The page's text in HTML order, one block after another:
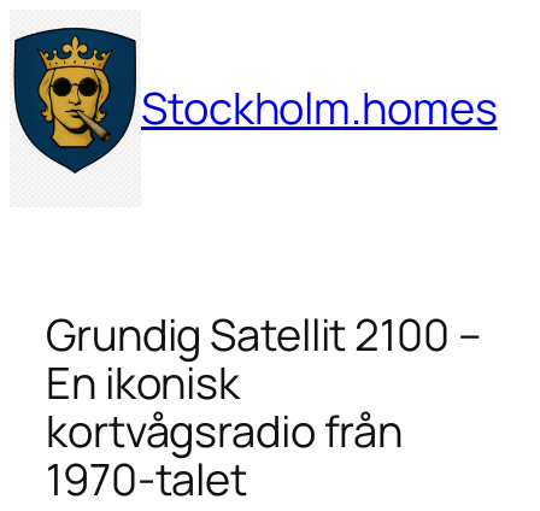
Hoppa
till
innehåll
Stockholm.homes
Grundig Satellit 2100 –
En ikonisk
kortvågsradio från
1970-talet